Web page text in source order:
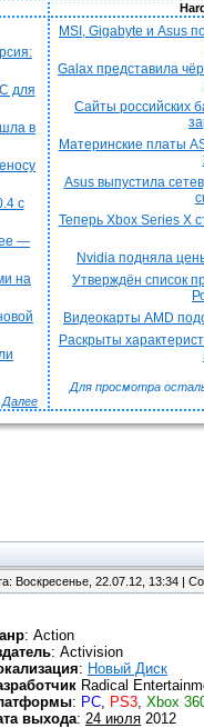
для
в
с
—
на
Далее
MSI, Gigabyte и Asus
Galax представила
Сайты российских
Материнские платы
Asus выпустила
Теперь Xbox Series X
Nvidia подняла
Утверждён список
Видеокарты AMD
Раскрыты
Для просмотра
Воскресенье, 22.07.12, 13:34 |
: Action
: Activision
: Новый Диск
Radical
: PC, PS3, Xbox
выхода: 24 июля 2012